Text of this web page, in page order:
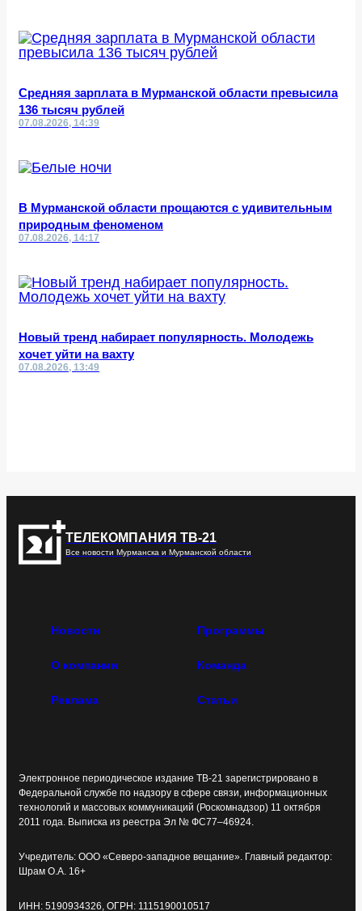
Средняя зарплата в Мурманской области превысила
136 тысяч рублей
07.08.2026, 14:39
В Мурманской области прощаются с удивительным
природным феноменом
07.08.2026, 14:17
Новый тренд набирает популярность. Молодежь
хочет уйти на вахту
07.08.2026, 13:49
ТЕЛЕКОМПАНИЯ ТВ-21
Все новости Мурманска и Мурманской области
Новости Программы
О компании Команда
Реклама Статьи
Электронное периодическое издание ТВ-21 зарегистрировано в
Федеральной службе по надзору в сфере связи, информационных
технологий и массовых коммуникаций (Роскомнадзор) 11 октября
2011 года. Выписка из реестра Эл № ФС77–46924.
Учредитель: ООО «Северо-западное вещание». Главный редактор:
Шрам О.А. 16+
ИНН: 5190934326, ОГРН: 1115190010517